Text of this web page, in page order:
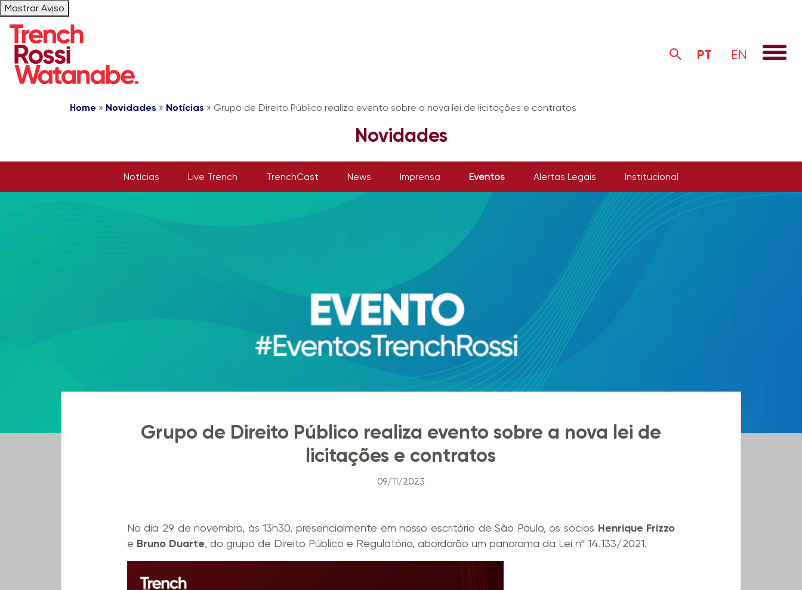
Mostrar Aviso
PT EN
Home » Novidades » Notícias » Grupo de Direito Público realiza evento sobre a nova lei de licitações e contratos
Novidades
Notícias Live Trench TrenchCast News Imprensa Eventos Alertas Legais Institucional
Grupo de Direito Público realiza evento sobre a nova lei de
licitações e contratos
09/11/2023
No dia 29 de novembro, às 13h30, presencialmente em nosso escritório de São Paulo, os sócios Henrique Frizzo
e Bruno Duarte, do grupo de Direito Público e Regulatório, abordarão um panorama da Lei nº 14.133/2021.